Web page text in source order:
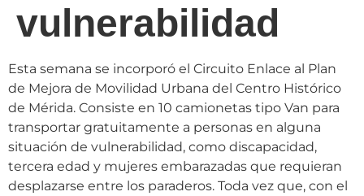
vulnerabilidad
Esta semana se incorporó el Circuito Enlace al Plan
de Mejora de Movilidad Urbana del Centro Histórico
de Mérida. Consiste en 10 camionetas tipo Van para
transportar gratuitamente a personas en alguna
situación de vulnerabilidad, como discapacidad,
tercera edad y mujeres embarazadas que requieran
desplazarse entre los paraderos. Toda vez que, con el